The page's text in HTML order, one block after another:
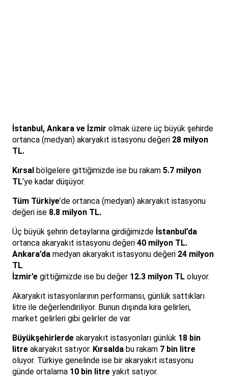
İstanbul, Ankara ve İzmir olmak üzere üç büyük şehirde
ortanca (medyan) akaryakıt istasyonu değeri 28 milyon
TL.
Kırsal bölgelere gittiğimizde ise bu rakam 5.7 milyon
TL’ye kadar düşüyor.
Tüm Türkiye’de ortanca (medyan) akaryakıt istasyonu
değeri ise 8.8 milyon TL.
Üç büyük şehrin detaylarına girdiğimizde İstanbul’da
ortanca akaryakıt istasyonu değeri 40 milyon TL.
Ankara’da medyan akaryakıt istasyonu değeri 24 milyon
TL.
İzmir’e gittiğimizde ise bu değer 12.3 milyon TL oluyor.
Akaryakıt istasyonlarının performansı, günlük sattıkları
litre ile değerlendiriliyor. Bunun dışında kira gelirleri,
market gelirleri gibi gelirler de var.
Büyükşehirlerde akaryakıt istasyonları günlük 18 bin
litre akaryakıt satıyor. Kırsalda bu rakam 7 bin litre
oluyor. Türkiye genelinde ise bir akaryakıt istasyonu
günde ortalama 10 bin litre yakıt satıyor.